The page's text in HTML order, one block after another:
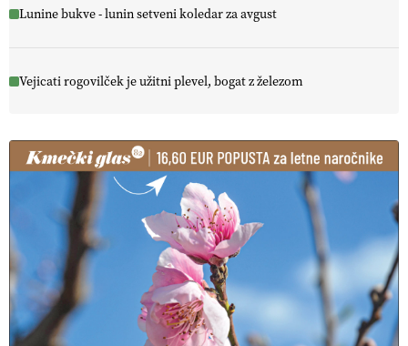
Lunine bukve - lunin setveni koledar za avgust
Vejicati rogovilček je užitni plevel, bogat z železom